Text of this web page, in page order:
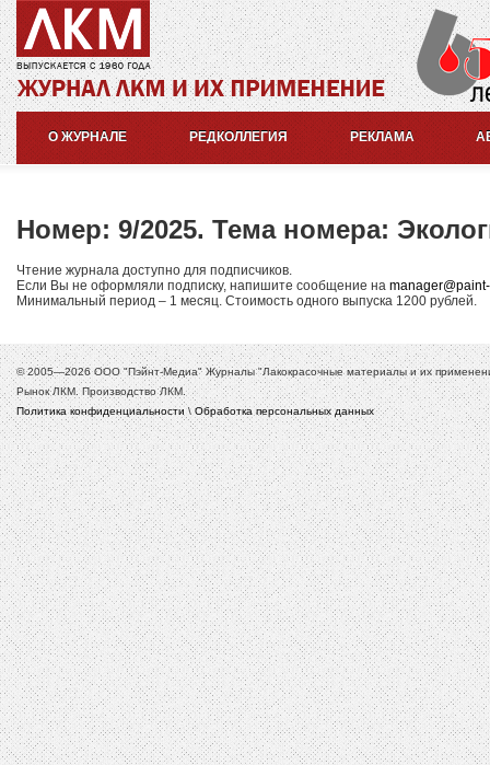
О ЖУРНАЛЕ РЕДКОЛЛЕГИЯ РЕКЛАМА
Номер: 9/2025. Тема номера:
Чтение журнала доступно для подписчиков.
Если Вы не оформляли подписку, напишите сообщение на
Минимальный период – 1 месяц. Стоимость одного выпуска 1200 рублей.
© 2005—2026 ООО "Пэйнт-Медиа" Журналы "Лакокрасочные материалы и их
Рынок ЛКМ. Производство ЛКМ.
Политика конфиденциальности\ Обработка персональных данных